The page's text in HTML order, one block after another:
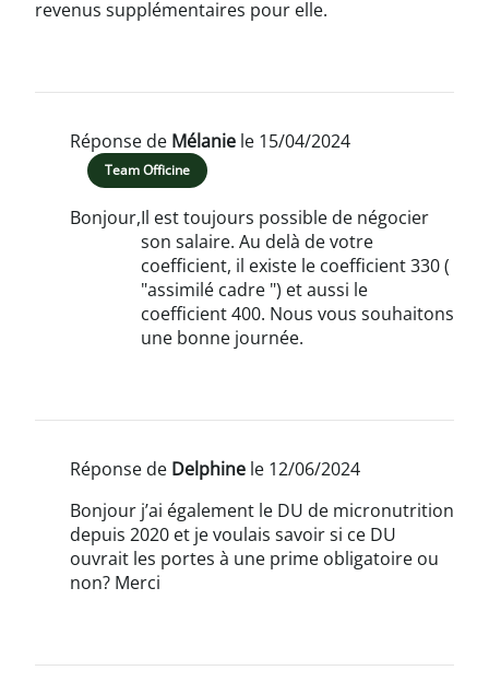
revenus supplémentaires pour elle.
Réponse de Mélanie le 15/04/2024
Team Officine
Bonjour,Il est toujours possible de négocier
son salaire. Au delà de votre
coefficient, il existe le coefficient 330 (
"assimilé cadre ") et aussi le
coefficient 400. Nous vous souhaitons
une bonne journée.
Réponse de Delphine le 12/06/2024
Bonjour j’ai également le DU de micronutrition
depuis 2020 et je voulais savoir si ce DU
ouvrait les portes à une prime obligatoire ou
non? Merci